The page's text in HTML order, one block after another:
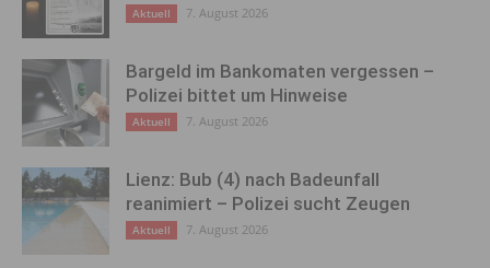
Aktuell 7. August 2026
Bargeld im Bankomaten vergessen –
Polizei bittet um Hinweise
Aktuell 7. August 2026
Lienz: Bub (4) nach Badeunfall
reanimiert – Polizei sucht Zeugen
Aktuell 7. August 2026